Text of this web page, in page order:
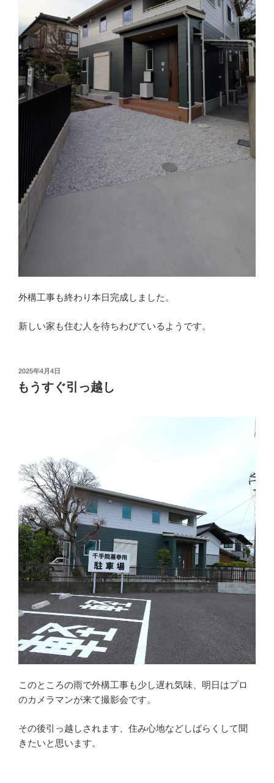
外構工事も終わり本日完成しました。
新しい家も住む人を待ちわびているようです。
投
稿
日:
2025年4月4日
もうすぐ引っ越し
このところの雨で外構工事も少し遅れ気味、明日はプロ
のカメラマンが来て撮影会です。
その後引っ越しされます、住み心地などしばらくして聞
きたいと思います。